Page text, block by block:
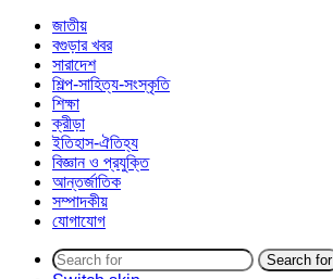
জাতীয়
বগুড়ার খবর
সারাদেশ
শিল্প-সাহিত্য-সংস্কৃতি
শিক্ষা
ক্রীড়া
ইতিহাস-ঐতিহ্য
বিজ্ঞান ও প্রযুক্তি
আন্তর্জাতিক
সম্পাদকীয়
যোগাযোগ
Search for